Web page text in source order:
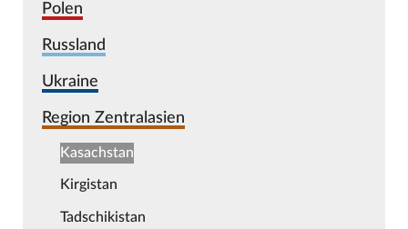
Polen
Russland
Ukraine
Region Zentralasien
Kasachstan
Kirgistan
Tadschikistan